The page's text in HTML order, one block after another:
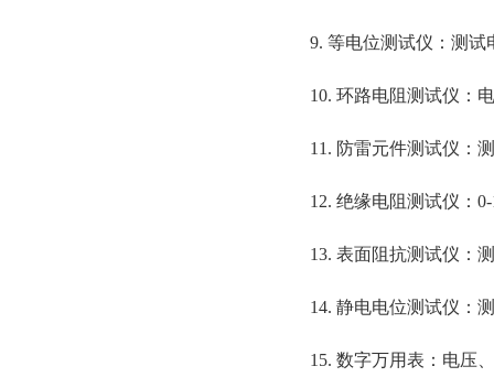
9. 等电位测试仪：测
10. 环路电阻测试仪：
11. 防雷元件测试仪：
12. 绝缘电阻测试仪：
13. 表面阻抗测试仪：
14. 静电电位测试仪：
15. 数字万用表：电压